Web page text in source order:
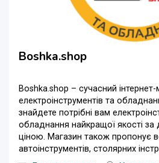
Boshka.shop
Boshka.shop – сучасний iнтернет-
електроінструментів та
знайдете потрібні вам
обладнання найкращої якості
ціною. Магазин також пропонує
автоінструментів, столярних